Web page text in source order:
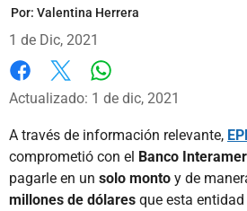
Por: Valentina Herrera
1 de Dic, 2021
Facebook
X
Actualizado: 1 de dic, 2021
A través de información relevante,
comprometió con el Banco
pagarle en un solo monto y de
millones de dólares que esta